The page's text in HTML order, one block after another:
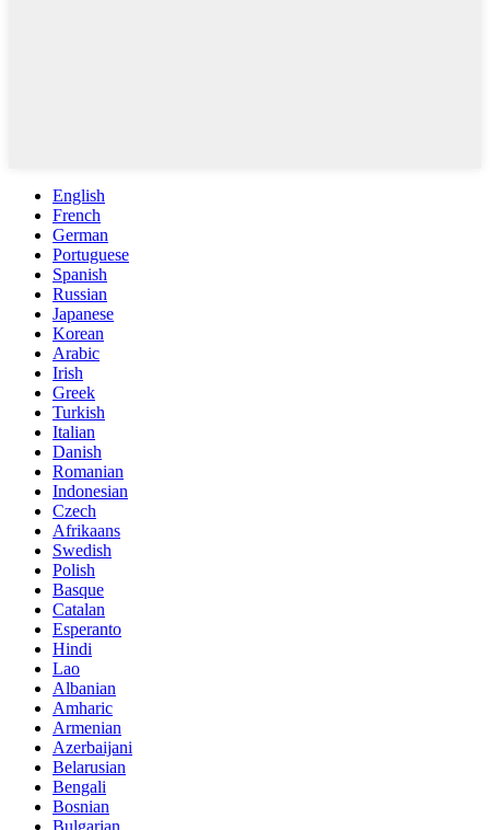
English
French
German
Portuguese
Spanish
Russian
Japanese
Korean
Arabic
Irish
Greek
Turkish
Italian
Danish
Romanian
Indonesian
Czech
Afrikaans
Swedish
Polish
Basque
Catalan
Esperanto
Hindi
Lao
Albanian
Amharic
Armenian
Azerbaijani
Belarusian
Bengali
Bosnian
Bulgarian